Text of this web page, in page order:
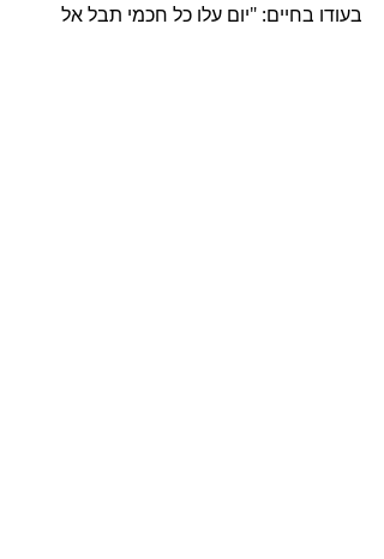
בעודו בחיים: "יום עלו כל חכמי תבל אל